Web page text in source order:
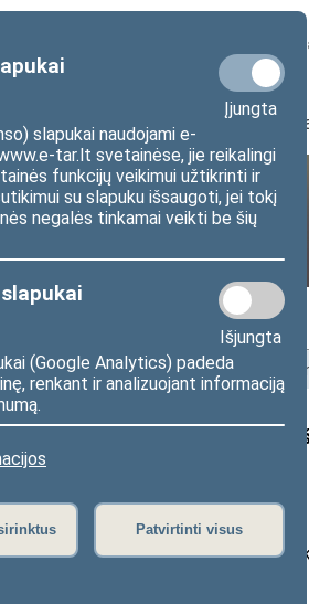
Įjungta
slapukai naudojami e-
tar.lt svetainėse, jie reikalingi
funkcijų veikimui užtikrinti ir
su slapuku išsaugoti, jei tokį
negalės tinkamai veikti be šių
Išjungta
(Google Analytics) padeda
renkant ir analizuojant informaciją
Patvirtinti visus
Numatomos
Sudėtis
Tėvynės sąjungos-
Pradžia>Ankstesnės kadencijos XII
Seimo TS-LKD frakcijos
elektrą iš Astravo AE“
2019 m. spalio 16 d. pranešimas